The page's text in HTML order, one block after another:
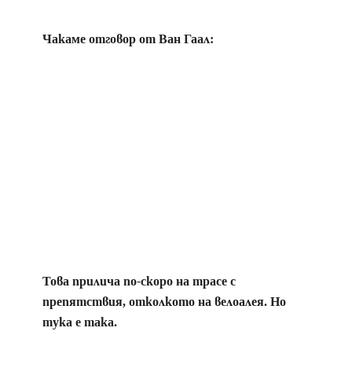
Чакаме отговор от Ван Гаал:
Това прилича по-скоро на трасе с
препятствия, отколкото на велоалея. Но
тука е така.